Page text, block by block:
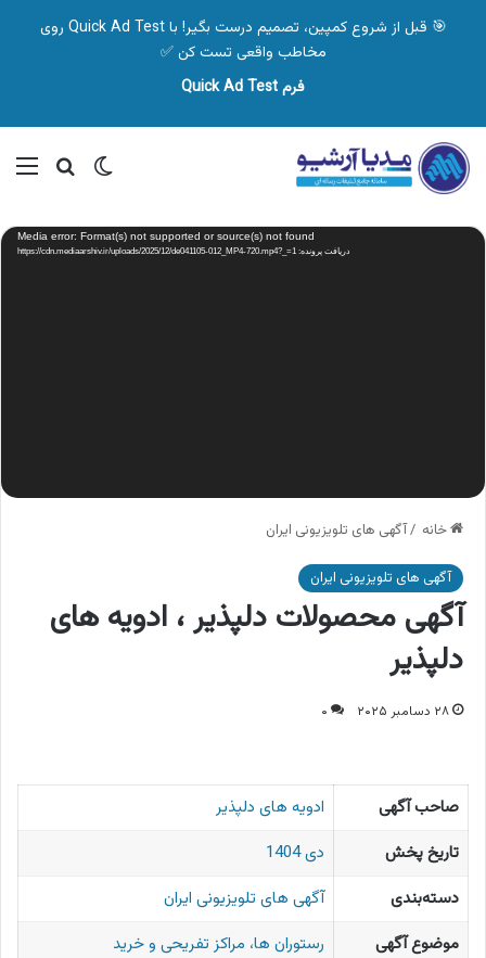
🎯 قبل از شروع کمپین، تصمیم درست بگیر! با Quick Ad Test روی
مخاطب واقعی تست کن ✅
فرم Quick Ad Test
تغییر پوسته
نمایشگر
ویدیو Media error: Format(s) not supported or source(s) not found
دریافت پرونده: https://cdn.mediaarshiv.ir/uploads/2025/12/de041105-012_MP4-720.mp4?_=1
خانه /آگهی های تلویزیونی ایران
آگهی های تلویزیونی ایران
آگهی محصولات دلپذیر ، ادویه های
دلپذیر
۲۸ دسامبر ۲۰۲۵ ۰
صاحب آگهی
ادویه های دلپذیر
تاریخ پخش
دی 1404
دسته‌بندی
آگهی های تلویزیونی ایران
موضوع آگهی
رستوران ها، مراکز تفریحی و خرید